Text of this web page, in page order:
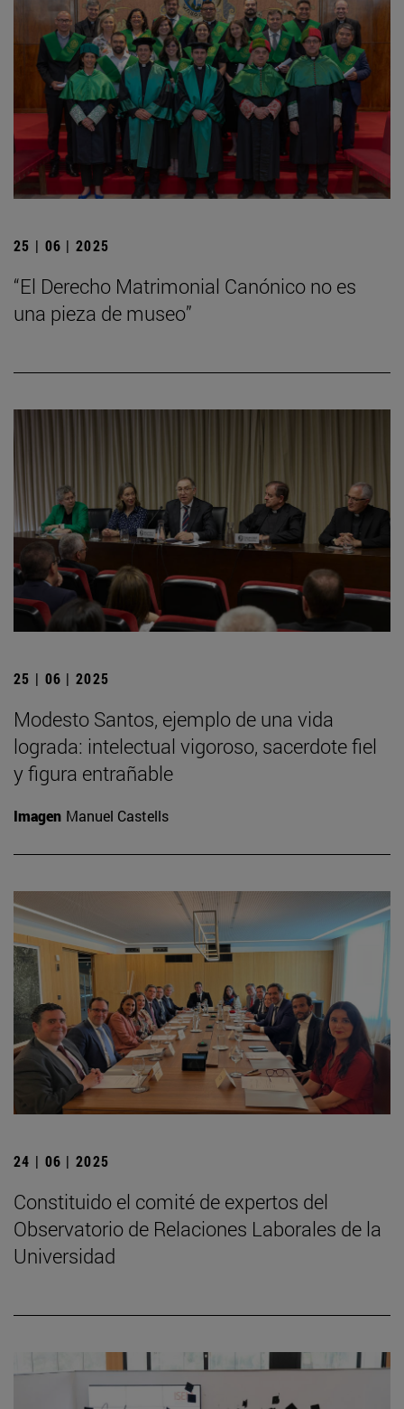
25 | 06 | 2025
“El Derecho Matrimonial Canónico no es
una pieza de museo”
25 | 06 | 2025
Modesto Santos, ejemplo de una vida
lograda: intelectual vigoroso, sacerdote fiel
y figura entrañable
Imagen Manuel Castells
24 | 06 | 2025
Constituido el comité de expertos del
Observatorio de Relaciones Laborales de la
Universidad